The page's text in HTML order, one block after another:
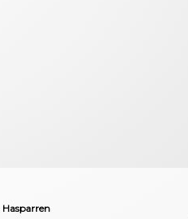
Hasparren